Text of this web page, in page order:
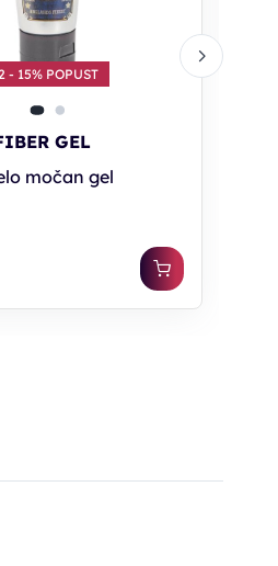
- 15% POPUST
GEL
močan gel